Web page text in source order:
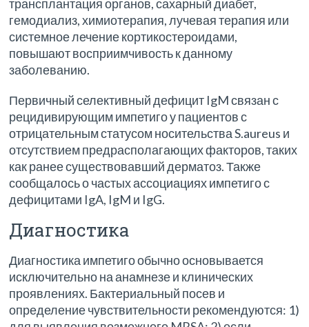
трансплантация органов, сахарный диабет,
гемодиализ, химиотерапия, лучевая терапия или
системное лечение кортикостероидами,
повышают восприимчивость к данному
заболеванию.
Первичный селективный дефицит IgM связан с
рецидивирующим импетиго у пациентов с
отрицательным статусом носительства S.aureus и
отсутствием предрасполагающих факторов, таких
как ранее существовавший дерматоз. Также
сообщалось о частых ассоциациях импетиго с
дефицитами IgA, IgM и IgG.
Диагностика
Диагностика импетиго обычно основывается
исключительно на анамнезе и клинических
проявлениях. Бактериальный посев и
определение чувствительности рекомендуются: 1)